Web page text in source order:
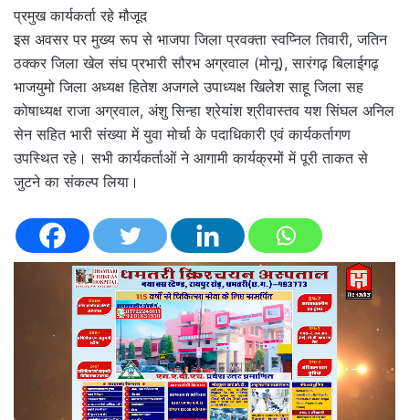
प्रमुख कार्यकर्ता रहे मौजूद
इस अवसर पर मुख्य रूप से भाजपा जिला प्रवक्ता स्वप्निल तिवारी, जतिन
ठक्कर जिला खेल संघ प्रभारी सौरभ अग्रवाल (मोनू), सारंगढ़ बिलाईगढ़
भाजयुमो जिला अध्यक्ष हितेश अजगले उपाध्यक्ष खिलेश साहू जिला सह
कोषाध्यक्ष राजा अग्रवाल, अंशु सिन्हा श्रेयांश श्रीवास्तव यश सिंघल अनिल
सेन सहित भारी संख्या में युवा मोर्चा के पदाधिकारी एवं कार्यकर्तागण
उपस्थित रहे। सभी कार्यकर्ताओं ने आगामी कार्यक्रमों में पूरी ताकत से
जुटने का संकल्प लिया।